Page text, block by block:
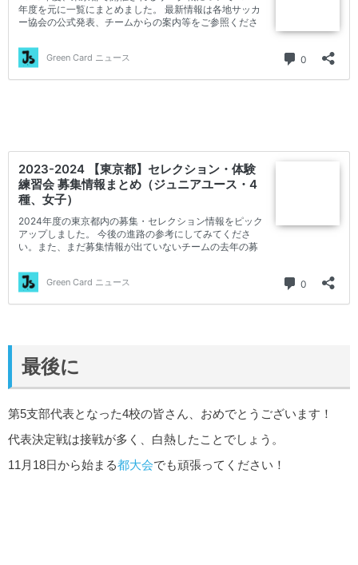
最後に
第5支部代表となった4校の皆さん、おめでとうございます！
代表決定戦は接戦が多く、白熱したことでしょう。
11月18日から始まる都大会でも頑張ってください！